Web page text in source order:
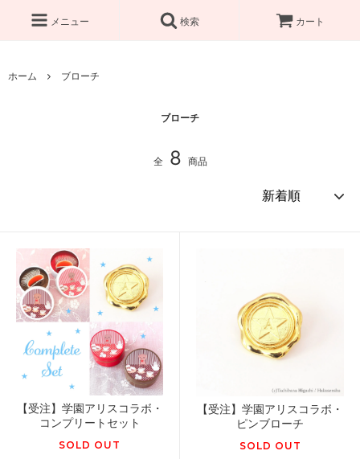
メニュー 検索 カート
ホーム ブローチ
ブローチ
全 8 商品
【受注】学園アリスコラボ・
コンプリートセット
SOLD OUT
【受注】学園アリスコラボ・
ピンブローチ
SOLD OUT